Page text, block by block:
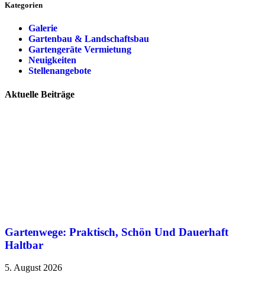
Kategorien
Galerie
Gartenbau & Landschaftsbau
Gartengeräte Vermietung
Neuigkeiten
Stellenangebote
Aktuelle Beiträge
Gartenwege: Praktisch, Schön Und Dauerhaft
Haltbar
5. August 2026